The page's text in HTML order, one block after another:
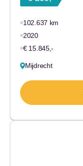
102.637 km
2020
€ 15.845,-
Mijdrecht